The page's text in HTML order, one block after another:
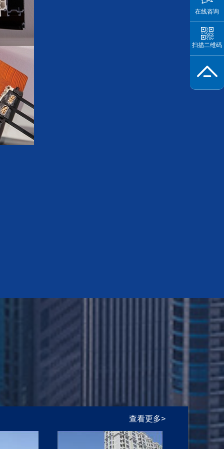
查看更多>
在线咨询
扫描二维码